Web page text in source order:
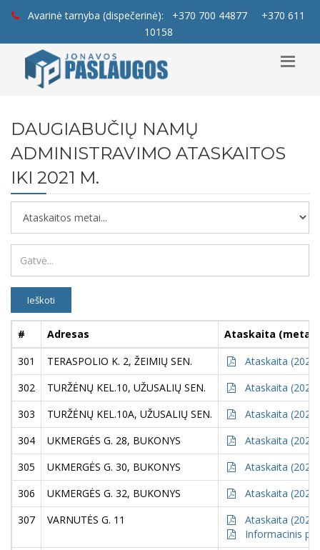
Avarinė tarnyba (dispečerinė): +370 700 44877
+370 611
10158
DAUGIABUČIŲ NAMŲ
ADMINISTRAVIMO ATASKAITOS
IKI 2021 M.
Ieškoti
# Adresas
Ataskaita (metai)
301
TERASPOLIO K. 2, ŽEIMIŲ SEN.
Ataskaita (2021)
302
TURŽĖNŲ KEL.10, UŽUSALIŲ SEN.
Ataskaita (2021)
303
TURŽĖNŲ KEL.10A, UŽUSALIŲ SEN.
Ataskaita (2021)
304
UKMERGĖS G. 28, BUKONYS
Ataskaita (2021)
305
UKMERGĖS G. 30, BUKONYS
Ataskaita (2021)
306
UKMERGĖS G. 32, BUKONYS
Ataskaita (2021)
307
VARNUTĖS G. 11
Ataskaita (2021)
Informacinis